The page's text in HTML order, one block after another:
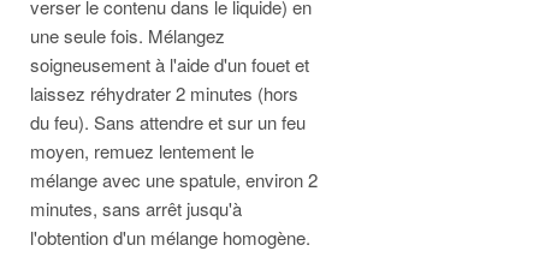
verser le contenu dans le liquide) en
une seule fois. Mélangez
soigneusement à l'aide d'un fouet et
laissez réhydrater 2 minutes (hors
du feu). Sans attendre et sur un feu
moyen, remuez lentement le
mélange avec une spatule, environ 2
minutes, sans arrêt jusqu'à
l'obtention d'un mélange homogène.